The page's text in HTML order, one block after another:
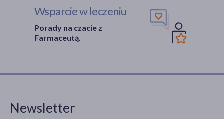
Wsparcie w leczeniu
Porady na czacie z
Farmaceutą.
Newsletter